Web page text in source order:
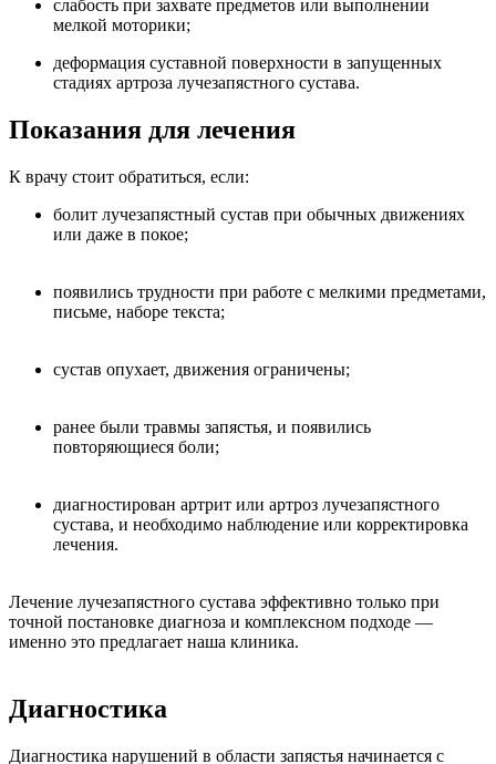
слабость при захвате предметов или выполнении
мелкой моторики;
деформация суставной поверхности в запущенных
стадиях артроза лучезапястного сустава.
Показания для лечения
К врачу стоит обратиться, если:
болит лучезапястный сустав при обычных движениях
или даже в покое;
появились трудности при работе с мелкими предметами,
письме, наборе текста;
сустав опухает, движения ограничены;
ранее были травмы запястья, и появились
повторяющиеся боли;
диагностирован артрит или артроз лучезапястного
сустава, и необходимо наблюдение или корректировка
лечения.
Лечение лучезапястного сустава эффективно только при
точной постановке диагноза и комплексном подходе —
именно это предлагает наша клиника.
Диагностика
Диагностика нарушений в области запястья начинается с